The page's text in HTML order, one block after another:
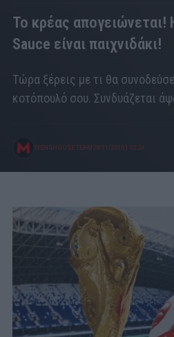
Το κρέας απογειώνεται!
Sauce είναι παιχνιδάκι!
Τώρα ξέρεις με τι θα
κοτόπουλό σου. Συνδυάζεται
MENSHOUSE TEAM 28/11/2016 02:24